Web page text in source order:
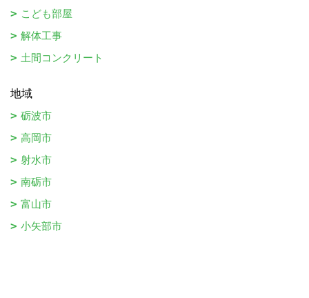
こども部屋
解体工事
土間コンクリート
地域
砺波市
高岡市
射水市
南砺市
富山市
小矢部市